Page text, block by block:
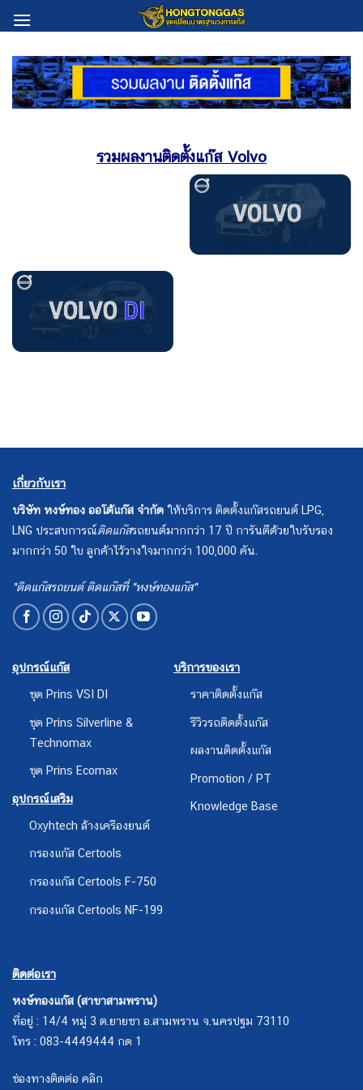
to
รวมผลงานติดตั้งแก๊ส Volvo
เกี่ยวกับเรา
บริษัท หงษ์ทอง ออโต้แก๊ส จำกัด ให้บริการ ติดตั้งแก๊สรถยนต์ LPG,
LNG ประสบการณ์ติดแก๊สรถยนต์มากกว่า 17 ปี การันตีด้วยใบรับรอง
มากกว่า 50 ใบ ลูกค้าไว้วางใจมากกว่า 100,000 คัน.
"ติดแก๊สรถยนต์ ติดแก๊สที่ "หงษ์ทองแก๊ส"
อุปกรณ์แก๊ส
ชุด Prins VSI DI
ชุด Prins Silverline &
Technomax
ชุด Prins Ecomax
อุปกรณ์เสริม
Oxyhtech ล้างเครืองยนต์
กรองแก๊ส Certools
กรองแก๊ส Certools F-750
กรองแก๊ส Certools NF-199
บริการของเรา
ราคาติดตั้งแก๊ส
รีวิวรถติดตั้งแก๊ส
ผลงานติดตั้งแก๊ส
Promotion / PT
Knowledge Base
ติดต่อเรา
หงษ์ทองแก๊ส (สาขาสามพราน)
ที่อยู่ : 14/4 หมู่ 3 ต.ยายชา อ.สามพราน จ.นครปฐม 73110
โทร : 083-4449444 กด 1
ช่องทางติดต่อ คลิก